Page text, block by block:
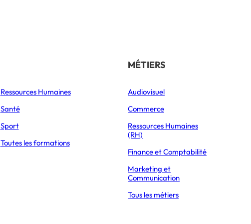
L’Express Éducation
Masters
THÉMATIQUES
Orientation
Vie étudiante
Formations
Partir à l’étranger
Ressources Humaines
Santé
Sport
Toutes les formations
MÉTIERS
Audiovisuel
Commerce
Ressources Humaines
(RH)
Finance et Comptabilité
Marketing et
Communication
Tous les métiers